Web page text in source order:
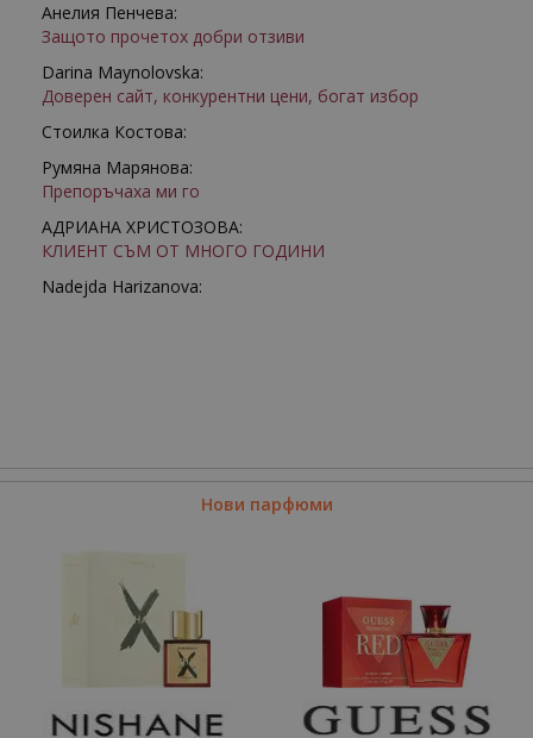
Анелия Пенчева:
Защото прочетох добри отзиви
Darina Maynolovska:
Доверен сайт, конкурентни цени, богат избор
Стоилка Костова:
Румяна Марянова:
Препоръчаха ми го
АДРИАНА ХРИСТОЗОВА:
КЛИЕНТ СЪМ ОТ МНОГО ГОДИНИ
Nadejda Harizanova:
Нови парфюми